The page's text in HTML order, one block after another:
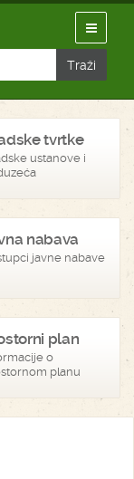
tvrtke
ustanove i
nabava
javne nabave
plan
o
planu